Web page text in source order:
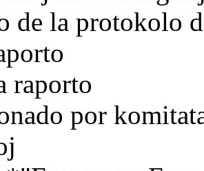
de la protokolo
raporto
por